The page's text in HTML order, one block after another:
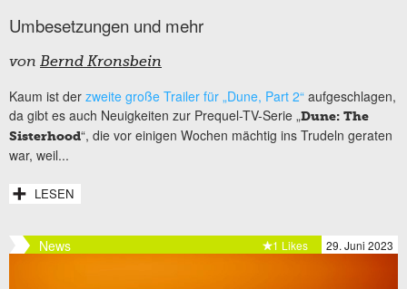
Umbesetzungen und mehr
von Bernd Kronsbein
Kaum ist der zweite große Trailer für „Dune, Part 2“ aufgeschlagen,
da gibt es auch Neuigkeiten zur Prequel-TV-Serie „Dune: The
Sisterhood“, die vor einigen Wochen mächtig ins Trudeln geraten
war, weil...
LESEN
News 29. Juni 2023
1 Likes